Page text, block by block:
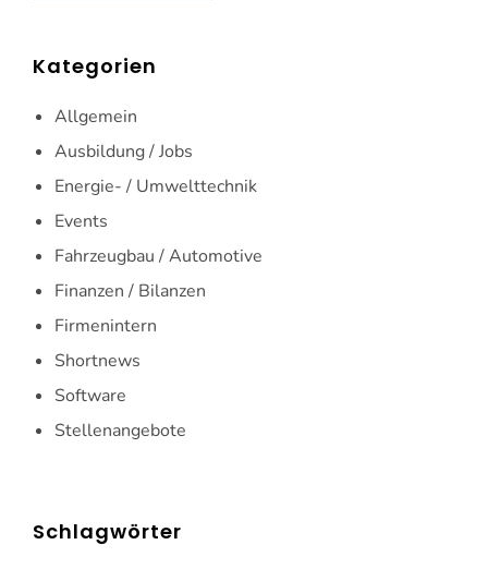
Kategorien
Allgemein
Ausbildung / Jobs
Energie- / Umwelttechnik
Events
Fahrzeugbau / Automotive
Finanzen / Bilanzen
Firmenintern
Shortnews
Software
Stellenangebote
Schlagwörter